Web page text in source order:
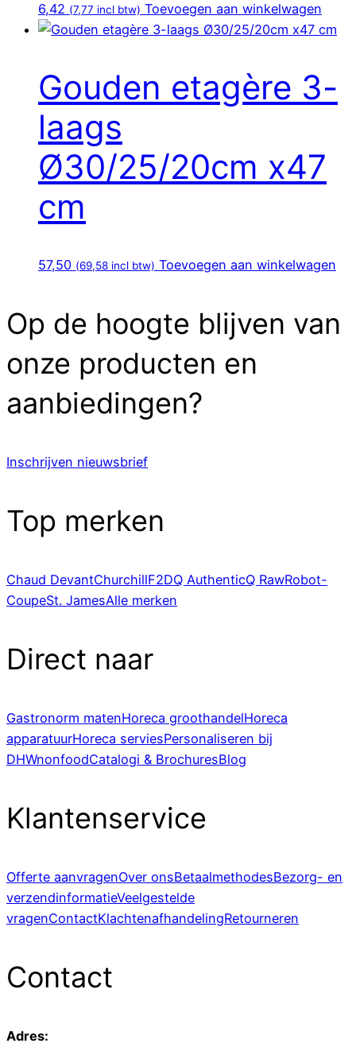
6,42 (7,77 incl btw) Toevoegen aan winkelwagen
Gouden etagère 3-
laags
Ø30/25/20cm x47
cm
57,50 (69,58 incl btw) Toevoegen aan winkelwagen
Op de hoogte blijven van
onze producten en
aanbiedingen?
Inschrijven nieuwsbrief
Top merken
Chaud DevantChurchillF2DQ AuthenticQ RawRobot-
CoupeSt. JamesAlle merken
Direct naar
Gastronorm matenHoreca groothandelHoreca
apparatuurHoreca serviesPersonaliseren bij
DHWnonfoodCatalogi & BrochuresBlog
Klantenservice
Offerte aanvragenOver onsBetaalmethodesBezorg- en
verzendinformatieVeelgestelde
vragenContactKlachtenafhandelingRetourneren
Contact
Adres: